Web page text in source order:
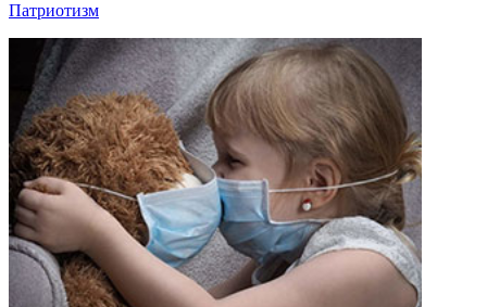
Патриотизм